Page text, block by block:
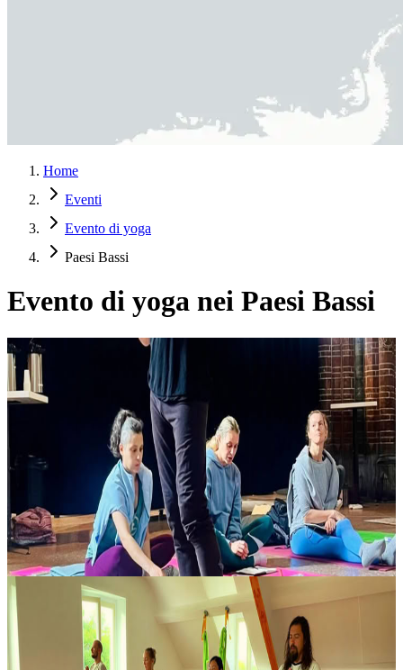
Home
Eventi
Evento di yoga
Paesi Bassi
Evento di yoga nei Paesi Bassi
Lezione di filosofia dello yoga con Ty Landrum
Lo spirito dello yoga moderno Una lezione serale interattiva di 2 ore
con Ty Landrum, in programma il 2 ottobre 2026. Informazioni sulla
lezione Questa serata offre uno spazio di studio, riflessione e...
45,00 €
2 ottobre 2026 19:00
Amsterdam, Paesi Bassi
1 Mese di Yoga come Stile di Vita